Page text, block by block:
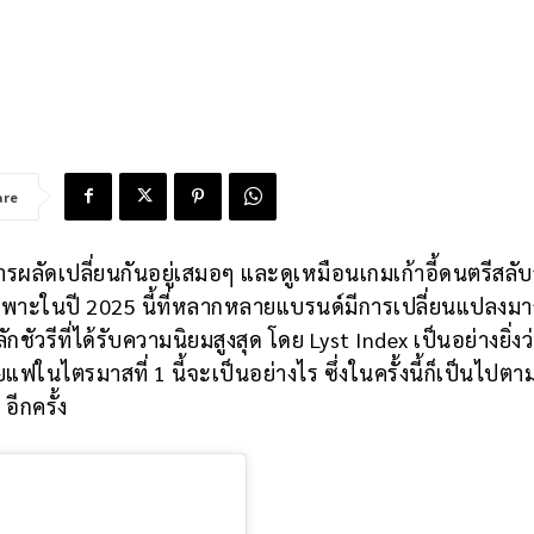
ลัดเปลี่ยนกันอยู่เสมอๆ และดูเหมือนเกมเก้าอี้ดนตรีสลั
าะในปี 2025 นี้ที่หลากหลายแบรนด์มีการเปลี่ยนแปลงม
รีที่ได้รับความนิยมสูงสุด โดย Lyst Index เป็นอย่างยิ่งว่
ฟในไตรมาสที่ 1 นี้จะเป็นอย่างไร ซึ่งในครั้งนี้ก็เป็นไปตา
กครั้ง